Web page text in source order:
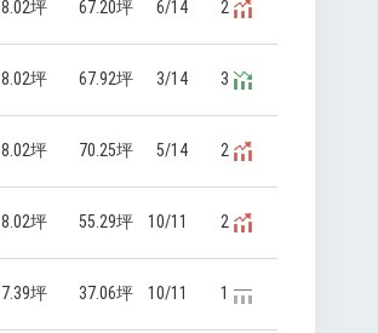
8.02坪 67.20坪 6/14 2
8.02坪 67.92坪 3/14 3
8.02坪 70.25坪 5/14 2
8.02坪 55.29坪 10/11 2
7.39坪 37.06坪 10/11 1